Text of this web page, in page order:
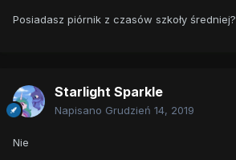
Posiadasz piórnik z czasów szkoły średniej?
Starlight Sparkle
Napisano Grudzień 14, 2019
Nie